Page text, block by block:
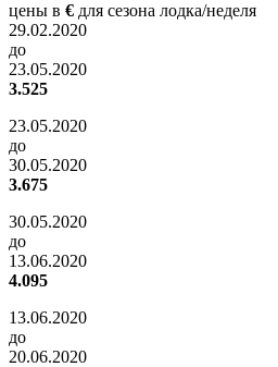
цены в € для сезона лодка/неделя
29.02.2020
до
23.05.2020
3.525
23.05.2020
до
30.05.2020
3.675
30.05.2020
до
13.06.2020
4.095
13.06.2020
до
20.06.2020